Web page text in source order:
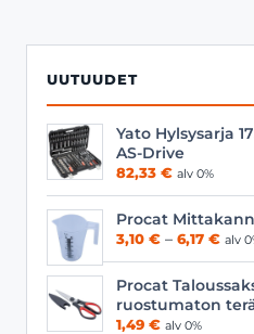
UUTUUDET
Yato Hylsysarja
AS-Drive
82,33 € alv 0%
Procat
3,10 € – 6,17 €
6,17
alv
Procat
ruostumaton
1,49 € alv 0%